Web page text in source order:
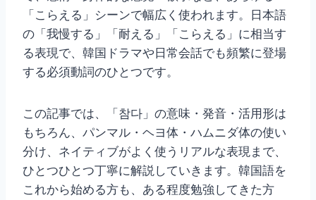
「こらえる」シーンで幅広く使われます。日本語
の「我慢する」「耐える」「こらえる」に相当す
る表現で、韓国ドラマや日常会話でも頻繁に登場
する必須動詞のひとつです。
この記事では、「참다」の意味・発音・活用形は
もちろん、パンマル・ヘヨ体・ハムニダ体の使い
分け、ネイティブがよく使うリアルな表現まで、
ひとつひとつ丁寧に解説していきます。韓国語を
これから始める方も、ある程度勉強してきた方